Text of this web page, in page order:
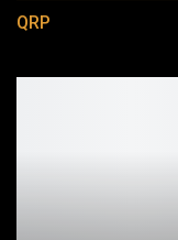
QRP